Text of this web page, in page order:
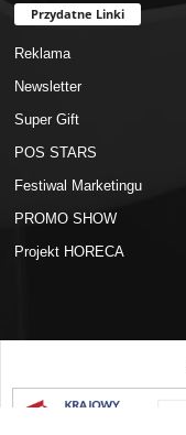
Przydatne Linki
Reklama
Newsletter
Super Gift
POS STARS
Festiwal Marketingu
PROMO SHOW
Projekt HORECA